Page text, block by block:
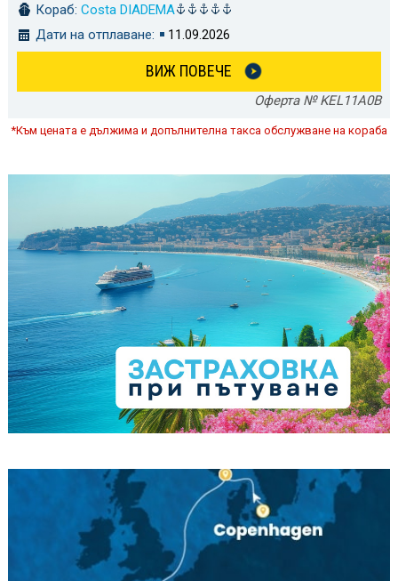
Кораб: Costa DIADEMA
Дати на отплаване:
11.09.2026
ВИЖ ПОВЕЧЕ
Оферта № KEL11A0B
*Към цената е дължима и допълнителна такса обслужване на кораба